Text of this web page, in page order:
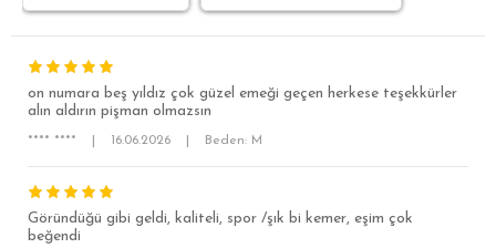
SÜPER SLİM FİT
on numara beş yıldız çok güzel emeği geçen herkese teşekkürler
alın aldırın pişman olmazsın
**** **** 16.06.2026 Beden: M
Göründüğü gibi geldi, kaliteli, spor /şık bi kemer, eşim çok
beğendi